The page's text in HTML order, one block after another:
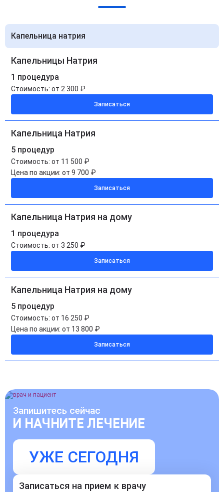
Капельница натрия
Капельницы Натрия
1 процедура
Стоимость: от 2 300 ₽
Записаться
Капельница Натрия
5 процедур
Стоимость: от 11 500 ₽
Цена по акции: от 9 700 ₽
Записаться
Капельница Натрия на дому
1 процедура
Стоимость: от 3 250 ₽
Записаться
Капельница Натрия на дому
5 процедур
Стоимость: от 16 250 ₽
Цена по акции: от 13 800 ₽
Записаться
Запишитесь сейчас
И НАЧНИТЕ ЛЕЧЕНИЕ
УЖЕ СЕГОДНЯ
Записаться на прием к врачу